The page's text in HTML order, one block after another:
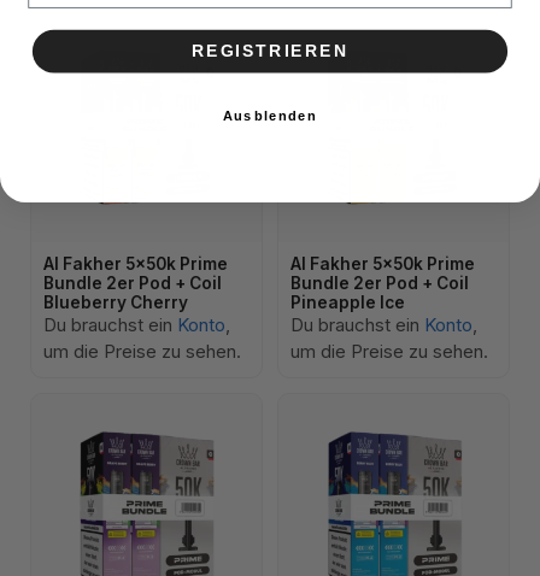
Al Fakher 5x50k Prime
Bundle 2er Pod + Coil
Blueberry Cherry
Du brauchst ein Konto,
um die Preise zu sehen.
Al Fakher 5x50k Prime
Bundle 2er Pod + Coil
Pineapple Ice
Du brauchst ein Konto,
um die Preise zu sehen.
REGISTRIEREN
Ausblenden